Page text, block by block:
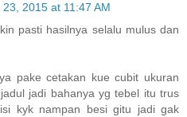
2015 at 11:47 AM
pasti hasilnya selalu mulus dan
pake cetakan kue cubit ukuran
jadi bahanya yg tebel itu trus
kyk nampan besi gitu jadi gak